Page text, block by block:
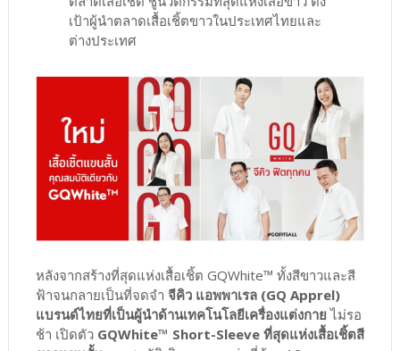
เป้าผู้นำตลาดเสื้อเชิ้ตขาวในประเทศไทยและ
ต่างประเทศ
หลังจากสร้างที่สุดแห่งเสื้อเชิ้ต GQWhite™ ทั้งสีขาวและสี
ฟ้าจนกลายเป็นที่จดจำ จีคิว แอพพาเรล (GQ Apprel)
แบรนด์ไทยที่เป็นผู้นำด้านเทคโนโลยีเครื่องแต่งกาย ไม่รอ
ช้า เปิดตัว GQWhite™ Short-Sleeve ที่สุดแห่งเสื้อเชิ้ตสี